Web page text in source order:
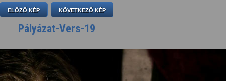
ELŐZŐ KÉP KÖVETKEZŐ KÉP
Pályázat-Vers-19